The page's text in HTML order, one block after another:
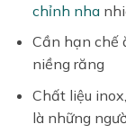
chỉnh nha
Cần hạn chế
niềng răng
Chất liệu
là những